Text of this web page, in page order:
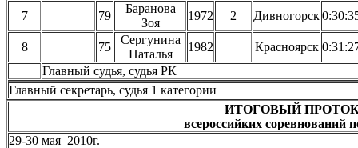
7 79
Баранова
Зоя
1972 2 Дивногорск
8 75
Сергунина
Наталья
1982 Красноярск
Главный судья, судья
Главный секретарь, судья 1
ИТОГОВЫЙ
всероссийких соревнований
29-30 мая 2010г.